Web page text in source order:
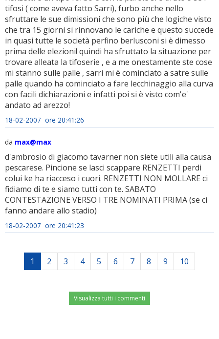
tifosi ( come aveva fatto Sarri), furbo anche nello
sfruttare le sue dimissioni che sono più che logiche visto
che tra 15 giorni si rinnovano le cariche e questo succede
in quasi tutte le società perfino berlusconi si è dimesso
prima delle elezioni! quindi ha sfruttato la situazione per
trovare alleata la tifoserie , e a me onestamente ste cose
mi stanno sulle palle , sarri mi è cominciato a satre sulle
palle quando ha cominciato a fare lecchinaggio alla curva
con facili dichiarazioni e infatti poi si è visto com'e'
andato ad arezzo!
18-02-2007 ore 20:41:26
da max@max
d'ambrosio di giacomo tavarner non siete utili alla causa
pescarese. Pincione se lasci scappare RENZETTI perdi
colui ke ha riacceso i cuori. RENZETTI NON MOLLARE ci
fidiamo di te e siamo tutti con te. SABATO
CONTESTAZIONE VERSO I TRE NOMINATI PRIMA (se ci
fanno andare allo stadio)
18-02-2007 ore 20:41:23
1 2 3 4 5 6 7 8 9 10
Visualizza tutti i commenti